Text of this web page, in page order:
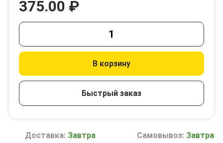
375.00 ₽
В корзину
Быстрый заказ
Доставка: Завтра Самовывоз: Завтра